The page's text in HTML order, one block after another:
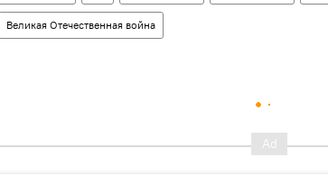
Великая Отечественная война